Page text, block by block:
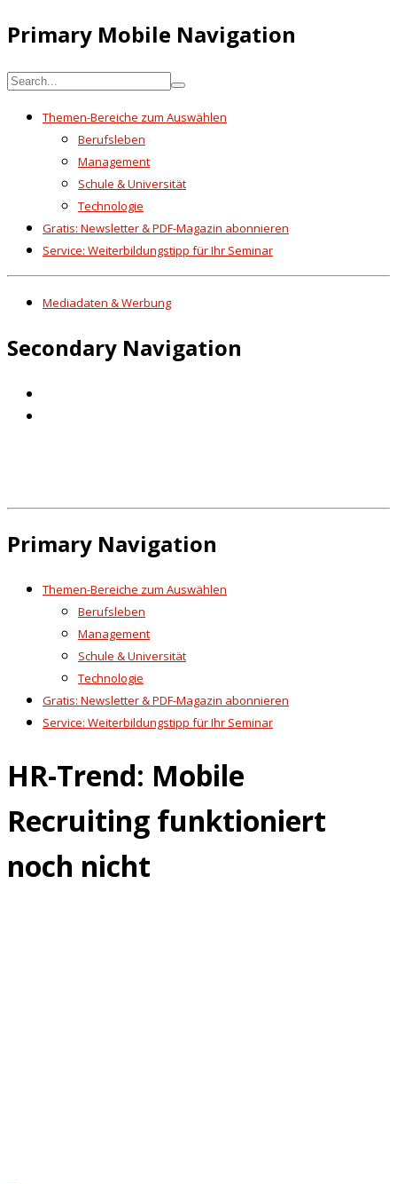
Primary Mobile Navigation
Themen-Bereiche zum Auswählen
Berufsleben
Management
Schule & Universität
Technologie
Gratis: Newsletter & PDF-Magazin abonnieren
Service: Weiterbildungstipp für Ihr Seminar
Mediadaten & Werbung
Secondary Navigation
Primary Navigation
Themen-Bereiche zum Auswählen
Berufsleben
Management
Schule & Universität
Technologie
Gratis: Newsletter & PDF-Magazin abonnieren
Service: Weiterbildungstipp für Ihr Seminar
HR-Trend: Mobile
Recruiting funktioniert
noch nicht